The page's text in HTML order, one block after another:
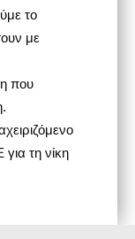
το
με
που
τη νίκη